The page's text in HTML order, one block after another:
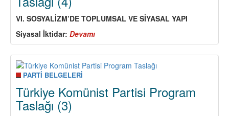
VI. SOSYALİZM’DE TOPLUMSAL VE SİYASAL YAPI
Siyasal İktidar: Devamı
Türkiye
Komünist
Partisi
(4)
PARTİ BELGELERİ
Türkiye Komünist Partisi Program
Taslağı (3)